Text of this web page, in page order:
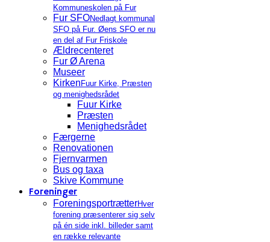
Kommuneskolen på Fur
Fur SFONedlagt kommunal
SFO på Fur. Øens SFO er nu
en del af Fur Friskole
Ældrecenteret
Fur Ø Arena
Museer
Kirken Fuur Kirke, Præsten
og menighedsrådet
Fuur Kirke
Præsten
Menighedsrådet
Færgerne
Renovationen
Fjernvarmen
Bus og taxa
Skive Kommune
Foreninger
ForeningsportrætterHver
forening præsenterer sig selv
på én side inkl. billeder samt
en række relevante